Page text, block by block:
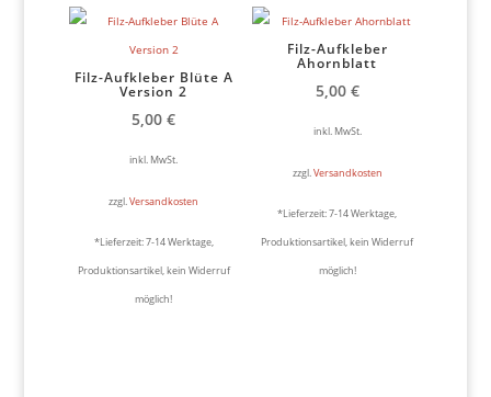
Filz-Aufkleber Blüte A
Version 2
5,00€
inkl. MwSt.
zzgl.Versandkosten
*Lieferzeit:7-14 Werktage,
Produktionsartikel, kein Widerruf
möglich!
Filz-Aufkleber
Ahornblatt
5,00 €
inkl. MwSt.
zzgl. Versandkosten
*Lieferzeit:7-14 Werktage,
Produktionsartikel, kein Widerruf
möglich!